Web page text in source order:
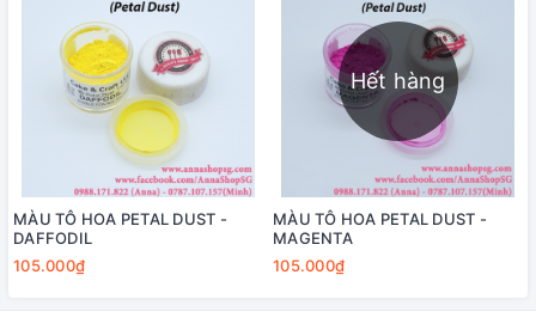
MÀU TÔ HOA PETAL DUST -
DAFFODIL
105.000₫
Hết hàng
MÀU TÔ HOA PETAL DUST -
MAGENTA
105.000₫